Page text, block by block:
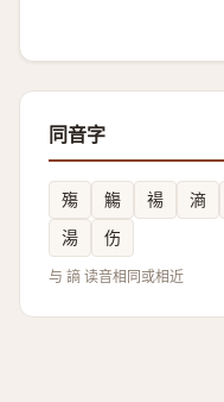
同音字
殤 觴 禓 滳
湯
伤
与 謪 读音相同或相近